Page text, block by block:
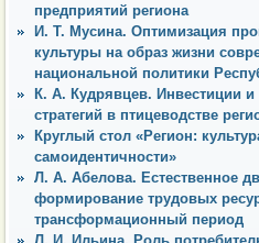
предприятий региона
И. Т. Мусина. Оптимизация
культуры на образ жизни
национальной политики
К. А. Кудрявцев. Инвестиции
стратегий в птицеводстве
Круглый стол «Регион:
самоидентичности»
Л. А. Абелова. Естественное
формирование трудовых
трансформационный период
Л. И. Ильина. Роль